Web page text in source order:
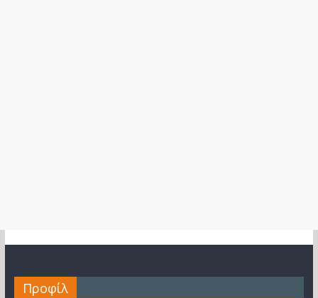
Προφίλ